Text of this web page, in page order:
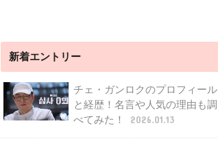
新着エントリー
チェ・ガンロクのプロフィール
と経歴！名言や人気の理由も調
べてみた！
2026.01.13